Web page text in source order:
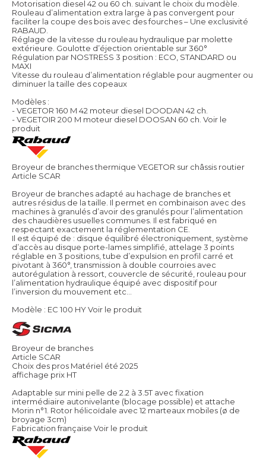
Motorisation diesel 42 ou 60 ch. suivant le choix du modèle.
Rouleau d’alimentation extra large à pas convergent pour
faciliter la coupe des bois avec des fourches – Une exclusivité
RABAUD.
Réglage de la vitesse du rouleau hydraulique par molette
extérieure. Goulotte d’éjection orientable sur 360°
Régulation par NOSTRESS 3 position : ECO, STANDARD ou
MAXI
Vitesse du rouleau d’alimentation réglable pour augmenter ou
diminuer la taille des copeaux
Modèles :
- VEGETOR 160 M 42 moteur diesel DOODAN 42 ch.
- VEGETOIR 200 M moteur diesel DOOSAN 60 ch. Voir le
produit
Broyeur de branches thermique VEGETOR sur châssis routier
Article SCAR
Broyeur de branches adapté au hachage de branches et
autres résidus de la taille. Il permet en combinaison avec des
machines à granulés d’avoir des granulés pour l’alimentation
des chaudières usuelles communes. Il est fabriqué en
respectant exactement la réglementation CE.
Il est équipé de : disque équilibré électroniquement, système
d’accès au disque porte-lames simplifié, attelage 3 points
réglable en 3 positions, tube d’expulsion en profil carré et
pivotant à 360°, transmission à double courroies avec
autorégulation à ressort, couvercle de sécurité, rouleau pour
l’alimentation hydraulique équipé avec dispositif pour
l’inversion du mouvement etc…
Modèle : EC 100 HYVoir le produit
Broyeur de branches
Article SCAR
Choix des pros Matériel été 2025
affichage prix HT
Adaptable sur mini pelle de 2.2 à 3.5T avec fixation
intermédiaire autonivelante (blocage possible) et attache
Morin n°1. Rotor hélicoïdale avec 12 marteaux mobiles (ø de
broyage 3cm)
Fabrication française Voir le produit